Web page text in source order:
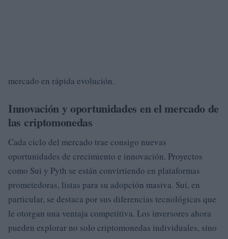
mercado en rápida evolución.
Innovación y oportunidades en el mercado de
las criptomonedas
Cada ciclo del mercado trae consigo nuevas
oportunidades de crecimiento e innovación. Proyectos
como Sui y Pyth se están convirtiendo en plataformas
prometedoras, listas para su adopción masiva. Sui, en
particular, se destaca por sus diferencias tecnológicas que
le otorgan una ventaja competitiva. Los inversores ahora
pueden explorar no solo criptomonedas individuales, sino